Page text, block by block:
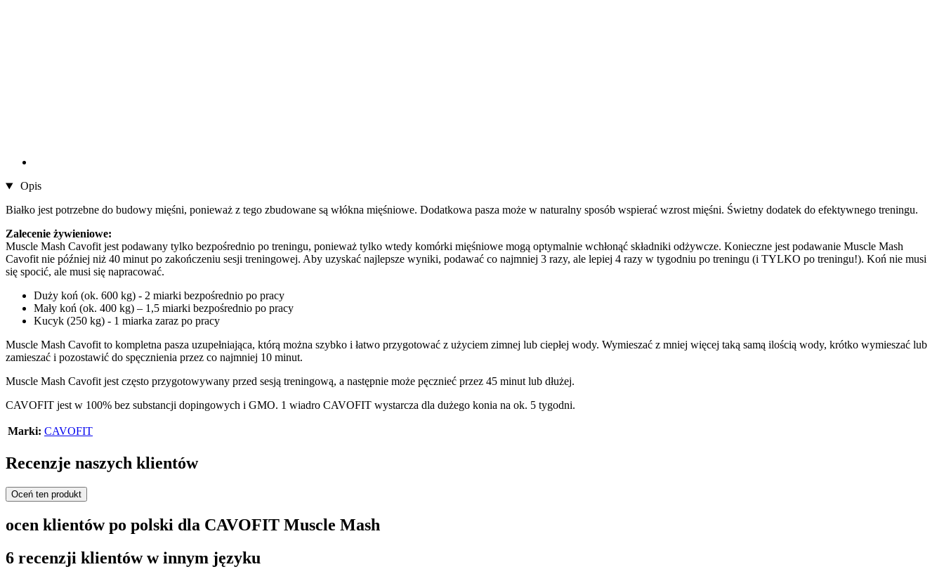
Opis
Białko jest potrzebne do budowy mięśni, ponieważ z tego zbudowane są włókna mięśniowe. Dodatkowa pasza może w naturalny sposób wspierać wzrost mięśni. Świetny dodatek do efektywnego treningu.
Zalecenie żywieniowe:
Muscle Mash Cavofit jest podawany tylko bezpośrednio po treningu, ponieważ tylko wtedy komórki mięśniowe mogą optymalnie wchłonąć składniki odżywcze. Konieczne jest podawanie Muscle Mash
Cavofit nie później niż 40 minut po zakończeniu sesji treningowej. Aby uzyskać najlepsze wyniki, podawać co najmniej 3 razy, ale lepiej 4 razy w tygodniu po treningu (i TYLKO po treningu!). Koń nie musi
się spocić, ale musi się napracować.
Duży koń (ok. 600 kg) - 2 miarki bezpośrednio po pracy
Mały koń (ok. 400 kg) – 1,5 miarki bezpośrednio po pracy
Kucyk (250 kg) - 1 miarka zaraz po pracy
Muscle Mash Cavofit to kompletna pasza uzupełniająca, którą można szybko i łatwo przygotować z użyciem zimnej lub ciepłej wody. Wymieszać z mniej więcej taką samą ilością wody, krótko wymieszać lub
zamieszać i pozostawić do spęcznienia przez co najmniej 10 minut.
Muscle Mash Cavofit jest często przygotowywany przed sesją treningową, a następnie może pęcznieć przez 45 minut lub dłużej.
CAVOFIT jest w 100% bez substancji dopingowych i GMO. 1 wiadro CAVOFIT wystarcza dla dużego konia na ok. 5 tygodni.
Marki: CAVOFIT
Recenzje naszych klientów
Oceń ten produkt
ocen klientów po polski dla CAVOFIT Muscle Mash
6 recenzji klientów w innym języku